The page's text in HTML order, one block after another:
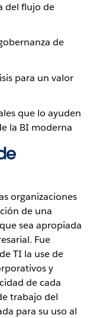
del flujo de
de
para un valor
que lo ayuden
la BI moderna
organizaciones
de una
sea apropiada
Fue
TI la use de
y
de cada
trabajo del
para su uso al